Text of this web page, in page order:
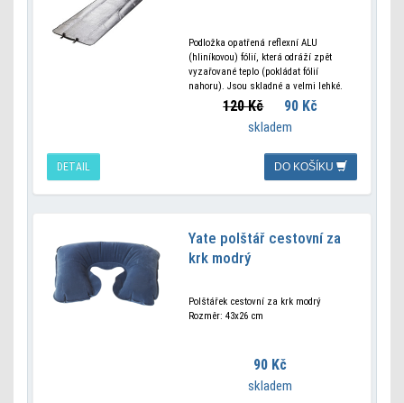
Podložka opatřená reflexní ALU
(hliníkovou) fólií, která odráží zpět
vyzařované teplo (pokládat fólií
nahoru). Jsou skladné a velmi lehké.
Ideální pro letní turistiku a
120 Kč 90 Kč
skladem
DETAIL DO KOŠÍKU
Yate polštář cestovní za
krk modrý
Polštářek cestovní za krk modrý
Rozměr: 43x26 cm
90 Kč
skladem